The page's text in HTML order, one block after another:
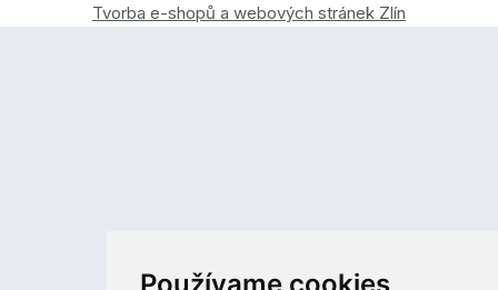
Používame cookies
Tvorba e-shopů a webových stránek Zlín